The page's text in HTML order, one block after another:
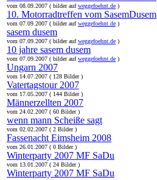
vom 08.09.2007 ( bilder aufweggefoehnt.de )
10. Motorradtreffen vom SasemDusem
vom 07.09.2007 ( bilder aufweggefoehnt.de )
sasem dusem
vom 07.09.2007 ( bilder aufweggefoehnt.de )
10 jahre sasem dusem
vom 07.09.2007 ( bilder aufweggefoehnt.de )
Ungarn 2007
vom 14.07.2007 ( 128 Bilder )
Vatertagstour 2007
vom 17.05.2007 ( 144 Bilder )
Männerzellten 2007
vom 24.02.2007 ( 60 Bilder )
wenn mann Scheiße sagt
vom 02.02.2007 ( 2 Bilder )
Fassenacht Eimsheim 2008
vom 26.01.2007 ( 0 Bilder )
Winterparty 2007 MF SaDu
vom 13.01.2007 ( 24 Bilder )
Winterparty 2007 MF SaDu